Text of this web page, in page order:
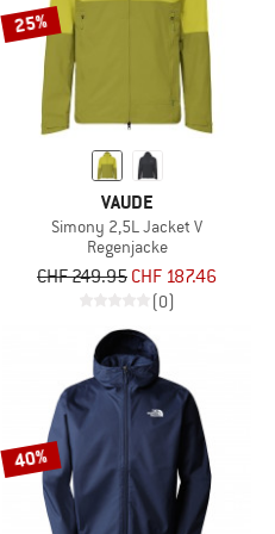
25%
VAUDE
Simony 2,5L Jacket V
Regenjacke
CHF 249.95 CHF 187.46
(0)
40%